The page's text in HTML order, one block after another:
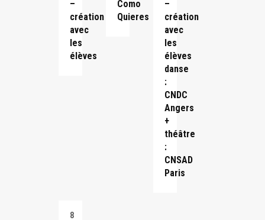
–
création
avec
les
élèves
Como
Quieres
–
création
avec
les
élèves
danse
:
CNDC
Angers
+
théâtre
:
CNSAD
Paris
8